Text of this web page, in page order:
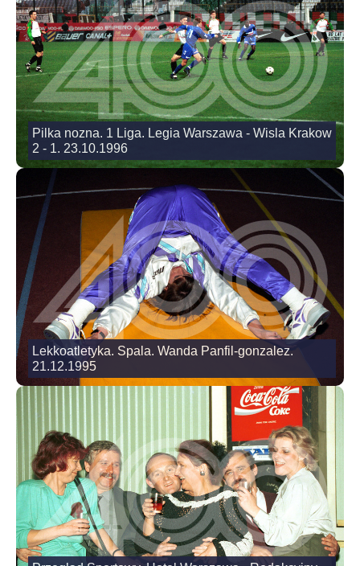
Pilka nozna. 1 Liga. Legia Warszawa - Wisla Krakow
2 - 1. 23.10.1996
Lekkoatletyka. Spala. Wanda Panfil-gonzalez.
21.12.1995